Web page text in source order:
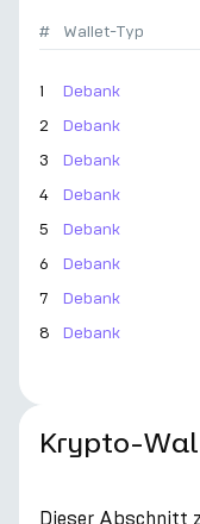
# Wallet-Typ
1 Debank
2
Debank
3
Debank
4
Debank
5
Debank
6
Debank
7
Debank
8
Debank
Krypto-
Dieser Abschnitt